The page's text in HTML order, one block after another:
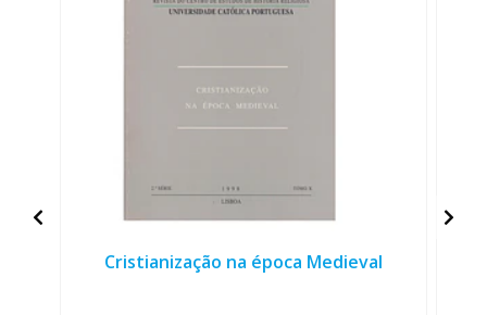
Cristianização na época Medieval